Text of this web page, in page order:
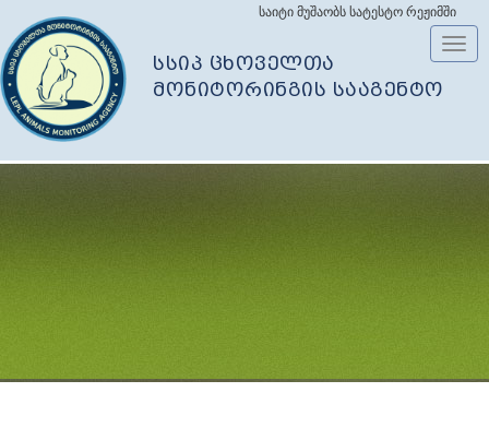
საიტი მუშაობს სატესტო რეჟიმში
სსიპ ცხოველთა
მონიტორინგის სააგენტო